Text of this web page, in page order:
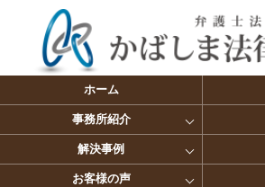
ホーム
事務所紹介
解決事例
お客様の声